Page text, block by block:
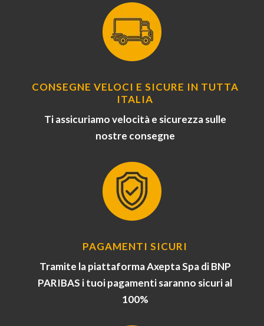
CONSEGNE VELOCI E SICURE IN TUTTA
ITALIA
Ti assicuriamo velocità e sicurezza sulle
nostre consegne
PAGAMENTI SICURI
Tramite la piattaforma Axepta Spa di BNP
PARIBAS i tuoi pagamenti saranno sicuri al
100%